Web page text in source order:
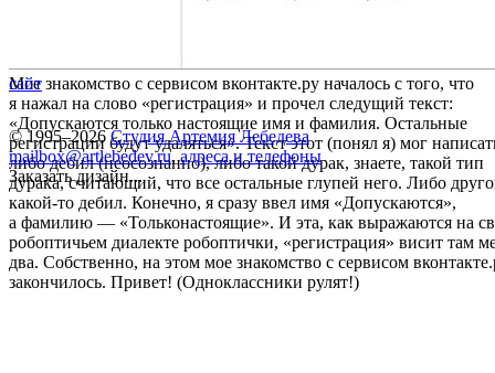
Мое знакомство с сервисом вконтакте.ру началось с того, что
я нажал на слово «регистрация» и прочел следущий текст:
«Допускаются только настоящие имя и фамилия. Остальные
регистрации будут удаляться». Текст этот (понял я) мог
либо дебил (неосознанно), либо такой дурак, знаете, такой тип
дурака, считающий, что все остальные глупей него. Либо
какой-то дебил. Конечно, я сразу ввел имя «Допускаются»,
а фамилию — «Тольконастоящие». И эта, как выражаются на
робоптичьем диалекте робоптички, «регистрация» висит там
два. Собственно, на этом мое знакомство с сервисом
закончилось. Привет! (Одноклассники рулят!)
сайт
© 1995–2026 Студия Артемия Лебедева
mailbox@artlebedev.ru, адреса и телефоны
Заказать дизайн...